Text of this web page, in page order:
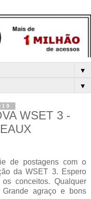
▼
▼
WSET 3 -
de postagens com o
da WSET 3. Espero
conceitos. Qualquer
Grande agraço e bons